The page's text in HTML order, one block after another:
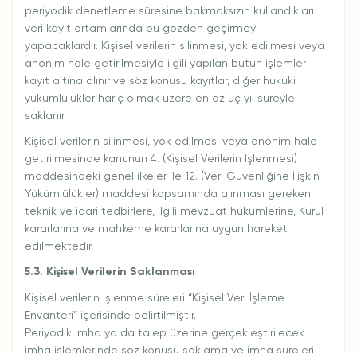
periyodik denetleme süresine bakmaksızın kullandıkları
veri kayıt ortamlarında bu gözden geçirmeyi
yapacaklardır. Kişisel verilerin silinmesi, yok edilmesi veya
anonim hale getirilmesiyle ilgili yapılan bütün işlemler
kayıt altına alınır ve söz konusu kayıtlar, diğer hukuki
yükümlülükler hariç olmak üzere en az üç yıl süreyle
saklanır.
Kişisel verilerin silinmesi, yok edilmesi veya anonim hale
getirilmesinde kanunun 4. (Kişisel Verilerin İşlenmesi)
maddesindeki genel ilkeler ile 12. (Veri Güvenliğine İlişkin
Yükümlülükler) maddesi kapsamında alınması gereken
teknik ve idari tedbirlere, ilgili mevzuat hükümlerine, Kurul
kararlarına ve mahkeme kararlarına uygun hareket
edilmektedir.
5.3. Kişisel Verilerin Saklanması
Kişisel verilerin işlenme süreleri “Kişisel Veri İşleme
Envanteri” içerisinde belirtilmiştir.
Periyodik imha ya da talep üzerine gerçekleştirilecek
imha işlemlerinde söz konusu saklama ve imha süreleri